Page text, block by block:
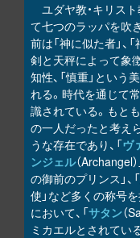
ユダヤ教・キリス
て七つのラッパを吹
前は「神に似た者」、
剣と天秤によって象徴
知性、「慎重」とい
れる。時代を通じて
識されている。もと
の一人だったと考え
うな存在であり、「ヴ
ンジェル（Archangel
の御前のプリンス」、
使」など多くの称号
において、「サタン（
ミカエルとされている